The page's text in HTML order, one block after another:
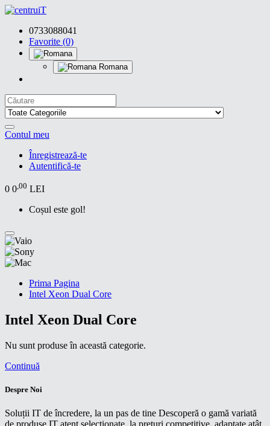
0733088041
Favorite (0)
Romana
Contul meu
Înregistrează-te
Autentifică-te
0 0,00 LEI
Coșul este gol!
Prima Pagina
Intel Xeon Dual Core
Intel Xeon Dual Core
Nu sunt produse în această categorie.
Continuă
Despre Noi
Soluții IT de încredere, la un pas de tine Descoperă o gamă variată